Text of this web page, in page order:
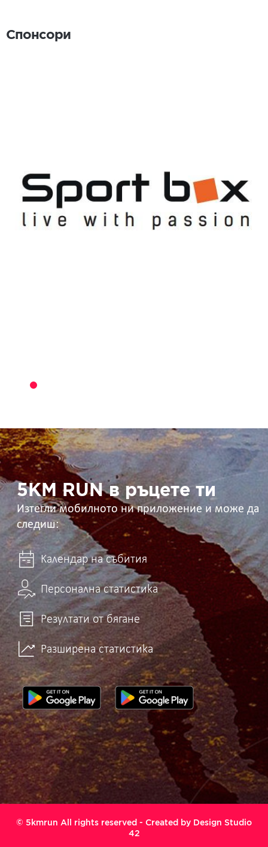
Спонсори
5KM
RUN
в
ръцете
ти 5KM RUN в ръцете ти
Изтегли мобилното ни приложение и може да
следиш:
Календар на събития
Персонална статистика
Резултати от бягане
Разширена статистика
© 5kmrun All rights reserved - Created by Design Studio
42